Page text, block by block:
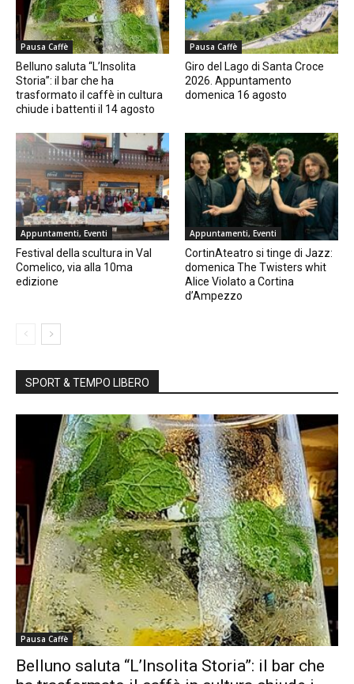
Pausa Caffè
Belluno saluta “L’Insolita
Storia”: il bar che ha
trasformato il caffè in cultura
chiude i battenti il 14 agosto
Pausa Caffè
Giro del Lago di Santa Croce
2026. Appuntamento
domenica 16 agosto
Appuntamenti, Eventi
Festival della scultura in Val
Comelico, via alla 10ma
edizione
Appuntamenti, Eventi
CortinAteatro si tinge di Jazz:
domenica The Twisters whit
Alice Violato a Cortina
d’Ampezzo
SPORT & TEMPO LIBERO
Pausa Caffè
Belluno saluta “L’Insolita Storia”: il bar che